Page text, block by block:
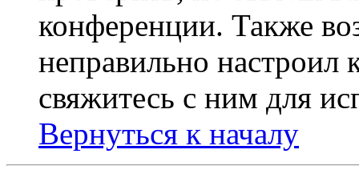
конференции. Также
неправильно
свяжитесь с ним для
Вернуться к началу